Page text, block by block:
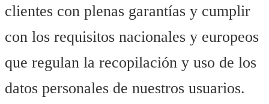
clientes con plenas garantías y cumplir
con los requisitos nacionales y europeos
que regulan la recopilación y uso de los
datos personales de nuestros usuarios.